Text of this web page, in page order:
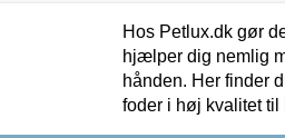
Hos Petlux.dk gør
hjælper dig nemlig
hånden. Her finder
foder i høj kvalitet til